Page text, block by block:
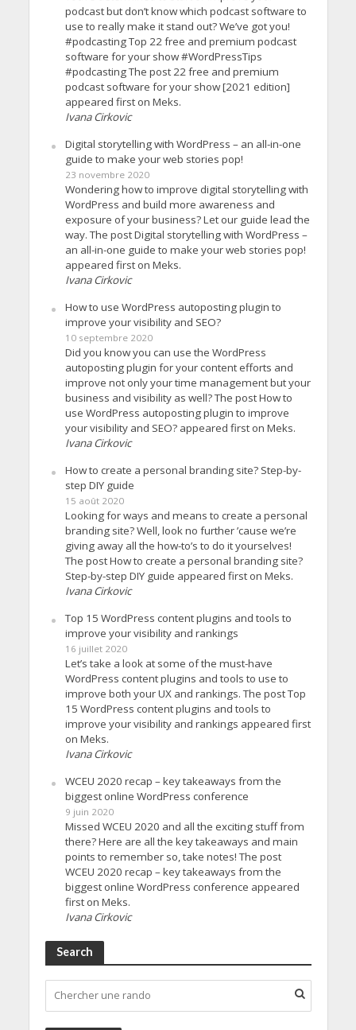
podcast but don’t know which podcast software to
use to really make it stand out? We’ve got you!
#podcasting Top 22 free and premium podcast
software for your show #WordPressTips
#podcasting The post 22 free and premium
podcast software for your show [2021 edition]
appeared first on Meks.
Ivana Cirkovic
Digital storytelling with WordPress – an all-in-one
guide to make your web stories pop!
23 novembre 2020
Wondering how to improve digital storytelling with
WordPress and build more awareness and
exposure of your business? Let our guide lead the
way. The post Digital storytelling with WordPress –
an all-in-one guide to make your web stories pop!
appeared first on Meks.
Ivana Cirkovic
How to use WordPress autoposting plugin to
improve your visibility and SEO?
10 septembre 2020
Did you know you can use the WordPress
autoposting plugin for your content efforts and
improve not only your time management but your
business and visibility as well? The post How to
use WordPress autoposting plugin to improve
your visibility and SEO? appeared first on Meks.
Ivana Cirkovic
How to create a personal branding site? Step-by-
step DIY guide
15 août 2020
Looking for ways and means to create a personal
branding site? Well, look no further ’cause we’re
giving away all the how-to’s to do it yourselves!
The post How to create a personal branding site?
Step-by-step DIY guide appeared first on Meks.
Ivana Cirkovic
Top 15 WordPress content plugins and tools to
improve your visibility and rankings
16 juillet 2020
Let’s take a look at some of the must-have
WordPress content plugins and tools to use to
improve both your UX and rankings. The post Top
15 WordPress content plugins and tools to
improve your visibility and rankings appeared first
on Meks.
Ivana Cirkovic
WCEU 2020 recap – key takeaways from the
biggest online WordPress conference
9 juin 2020
Missed WCEU 2020 and all the exciting stuff from
there? Here are all the key takeaways and main
points to remember so, take notes! The post
WCEU 2020 recap – key takeaways from the
biggest online WordPress conference appeared
first on Meks.
Ivana Cirkovic
Search